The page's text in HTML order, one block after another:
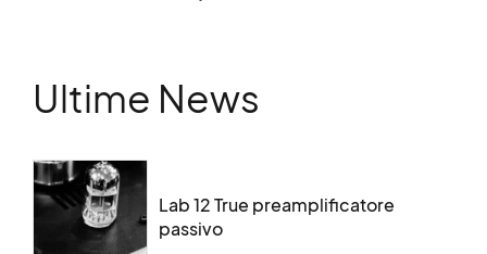
Ultime News
Lab 12 True preamplificatore
passivo